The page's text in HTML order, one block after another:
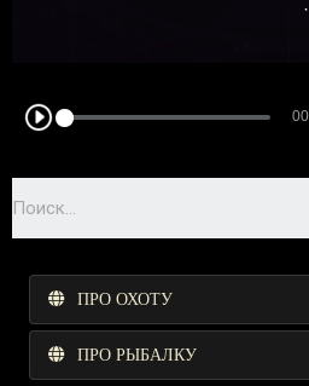
ПРО ОХОТУ
ПРО РЫБАЛКУ